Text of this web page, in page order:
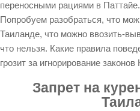
переносными рациями в Паттайе.
Попробуем разобраться, что
Таиланде, что можно ввозить-
что нельзя. Какие правила
грозит за игнорирование
Запрет на